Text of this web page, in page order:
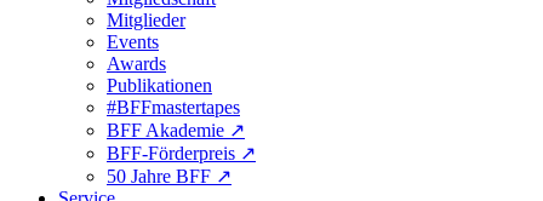
Mitglieder
Events
Awards
Publikationen
#BFFmastertapes
BFF Akademie ↗︎
BFF-Förderpreis ↗︎
50 Jahre BFF ↗︎